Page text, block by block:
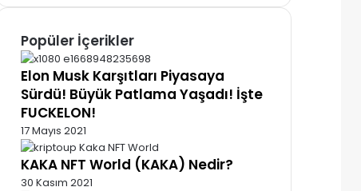
Popüler İçerikler
Elon Musk Karşıtları Piyasaya
Sürdü! Büyük Patlama Yaşadı! İşte
FUCKELON!
17 Mayıs 2021
KAKA NFT World (KAKA) Nedir?
30 Kasım 2021